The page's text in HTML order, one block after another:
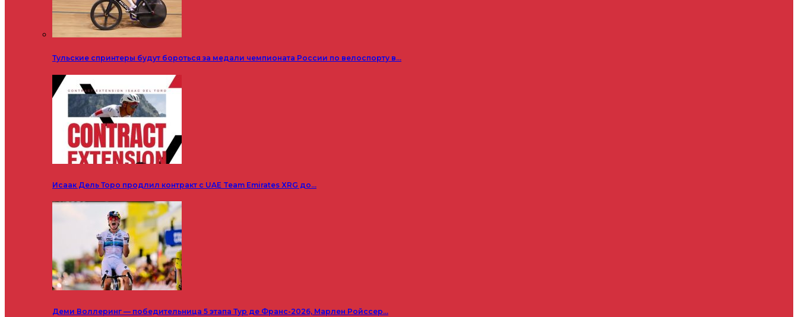
Тульские спринтеры будут бороться за медали чемпионата России по велоспорту в…
Исаак Дель Торо продлил контракт с UAE Team Emirates XRG до…
Деми Воллеринг — победительница 5 этапа Тур де Франс-2026, Марлен Ройссер…